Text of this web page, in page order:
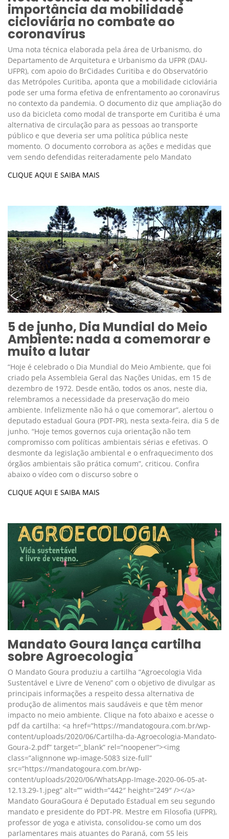
importância da mobilidade
cicloviária no combate ao
coronavírus
Uma nota técnica elaborada pela área de Urbanismo, do
Departamento de Arquitetura e Urbanismo da UFPR (DAU-
UFPR), com apoio do BrCidades Curitiba e do Observatório
das Metrópoles Curitiba, aponta que a mobilidade cicloviária
pode ser uma forma efetiva de enfrentamento ao coronavírus
no contexto da pandemia. O documento diz que ampliação do
uso da bicicleta como modal de transporte em Curitiba é uma
alternativa de circulação para as pessoas ao transporte
público e que deveria ser uma política pública neste
momento. O documento corrobora as ações e medidas que
vem sendo defendidas reiteradamente pelo Mandato
CLIQUE AQUI E SAIBA MAIS
5 de junho, Dia Mundial do Meio
Ambiente: nada a comemorar e
muito a lutar
“Hoje é celebrado o Dia Mundial do Meio Ambiente, que foi
criado pela Assembleia Geral das Nações Unidas, em 15 de
dezembro de 1972. Desde então, todos os anos, neste dia,
relembramos a necessidade da preservação do meio
ambiente. Infelizmente não há o que comemorar”, alertou o
deputado estadual Goura (PDT-PR), nesta sexta-feira, dia 5 de
junho. “Hoje temos governos cuja orientação não tem
compromisso com políticas ambientais sérias e efetivas. O
desmonte da legislação ambiental e o enfraquecimento dos
órgãos ambientais são prática comum”, criticou. Confira
abaixo o vídeo com o discurso sobre o
CLIQUE AQUI E SAIBA MAIS
Mandato Goura lança cartilha
sobre Agroecologia
O Mandato Goura produziu a cartilha “Agroecologia Vida
Sustentável e Livre de Veneno” com o objetivo de divulgar as
principais informações a respeito dessa alternativa de
produção de alimentos mais saudáveis e que têm menor
impacto no meio ambiente. Clique na foto abaixo e acesse o
pdf da cartilha: <a href=”https://mandatogoura.com.br/wp-
content/uploads/2020/06/Cartilha-da-Agroecologia-Mandato-
Goura-2.pdf” target=”_blank” rel=”noopener”><img
class=”alignnone wp-image-5083 size-full”
src=”https://mandatogoura.com.br/wp-
content/uploads/2020/06/WhatsApp-Image-2020-06-05-at-
12.13.29-1.jpeg” alt=”” width=”442″ height=”249″ /></a>
Mandato GouraGoura é Deputado Estadual em seu segundo
mandato e presidente do PDT-PR. Mestre em Filosofia (UFPR),
professor de yoga e ativista, consolidou-se como um dos
parlamentares mais atuantes do Paraná, com 55 leis